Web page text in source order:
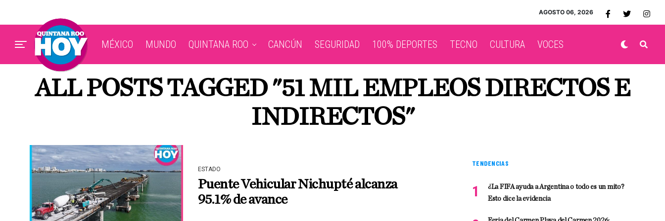
AGOSTO 06, 2026
MÉXICO MUNDO QUINTANA ROO CANCÚN SEGURIDAD 100% DEPORTES TECNO CULTURA VOCES
ALL POSTS TAGGED "51 MIL EMPLEOS DIRECTOS E
INDIRECTOS"
ESTADO
Puente Vehicular Nichupté alcanza
95.1% de avance
TENDENCIAS
¿La FIFA ayuda a Argentina o todo es un mito?
Esto dice la evidencia